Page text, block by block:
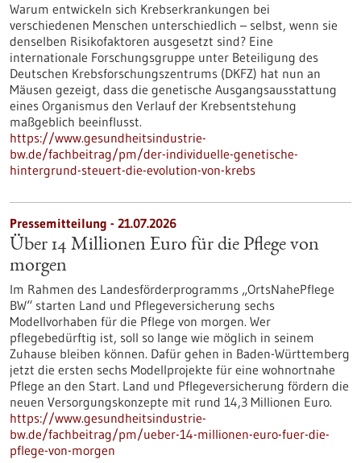
Warum entwickeln sich Krebserkrankungen bei
verschiedenen Menschen unterschiedlich – selbst, wenn sie
denselben Risikofaktoren ausgesetzt sind? Eine
internationale Forschungsgruppe unter Beteiligung des
Deutschen Krebsforschungszentrums (DKFZ) hat nun an
Mäusen gezeigt, dass die genetische Ausgangsausstattung
eines Organismus den Verlauf der Krebsentstehung
maßgeblich beeinflusst.
https://www.gesundheitsindustrie-
bw.de/fachbeitrag/pm/der-individuelle-genetische-
hintergrund-steuert-die-evolution-von-krebs
Pressemitteilung - 21.07.2026
Über 14 Millionen Euro für die Pflege von
morgen
Im Rahmen des Landesförderprogramms „OrtsNahePflege
BW“ starten Land und Pflegeversicherung sechs
Modellvorhaben für die Pflege von morgen. Wer
pflegebedürftig ist, soll so lange wie möglich in seinem
Zuhause bleiben können. Dafür gehen in Baden-Württemberg
jetzt die ersten sechs Modellprojekte für eine wohnortnahe
Pflege an den Start. Land und Pflegeversicherung fördern die
neuen Versorgungskonzepte mit rund 14,3 Millionen Euro.
https://www.gesundheitsindustrie-
bw.de/fachbeitrag/pm/ueber-14-millionen-euro-fuer-die-
pflege-von-morgen